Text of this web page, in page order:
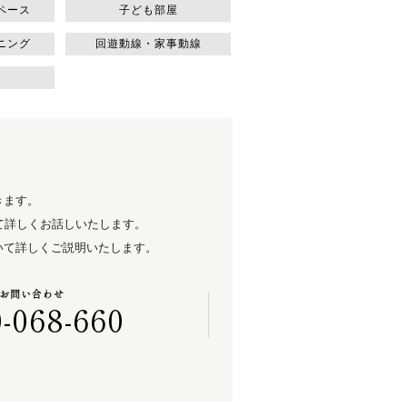
ース 子ども部屋
ング 回遊動線・家事動線
す。
しくお話しいたします。
詳しくご説明いたします。
問い合わせ
068-660